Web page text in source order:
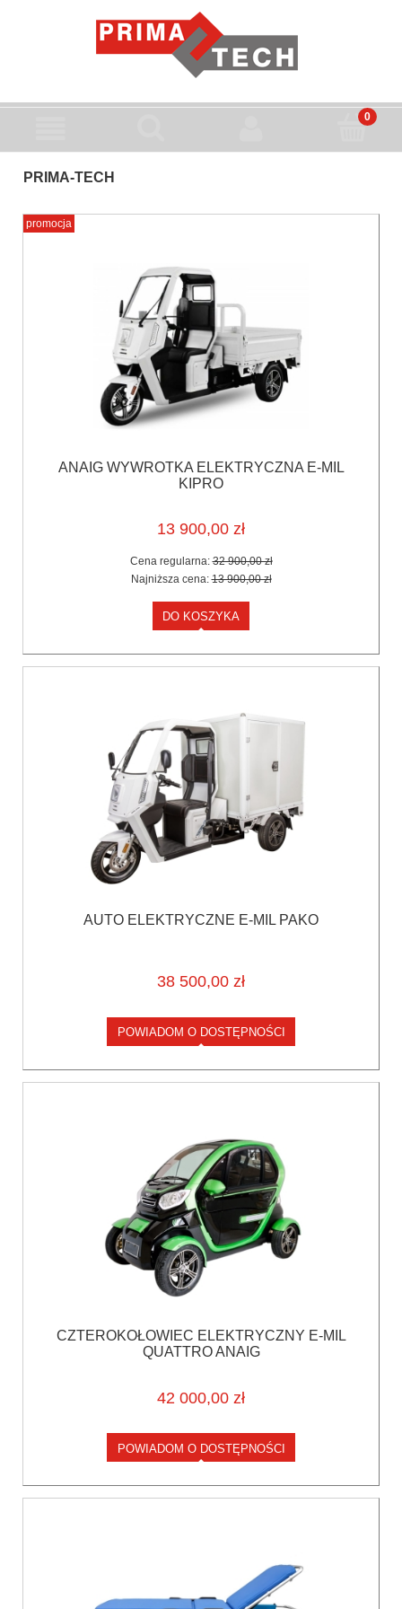
PRIMA-TECH
ANAIG WYWROTKA ELEKTRYCZNA E-MIL
KIPRO
13 900,00 zł
Cena regularna:32 900,00 zł
Najniższa cena:13 900,00 zł
DO KOSZYKA
promocja
AUTO ELEKTRYCZNE E-MIL PAKO
38 500,00 zł
POWIADOM O DOSTĘPNOŚCI
CZTEROKOŁOWIEC ELEKTRYCZNY E-MIL
QUATTRO ANAIG
42 000,00 zł
POWIADOM O DOSTĘPNOŚCI